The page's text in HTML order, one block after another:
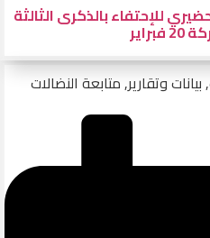
للإحتفاء بالذكرى الثالثة
,بيانات وتقارير,متابعة النضالات